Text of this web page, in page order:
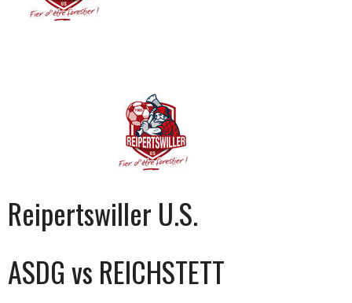
Reipertswiller U.S.
ASDG vs REICHSTETT